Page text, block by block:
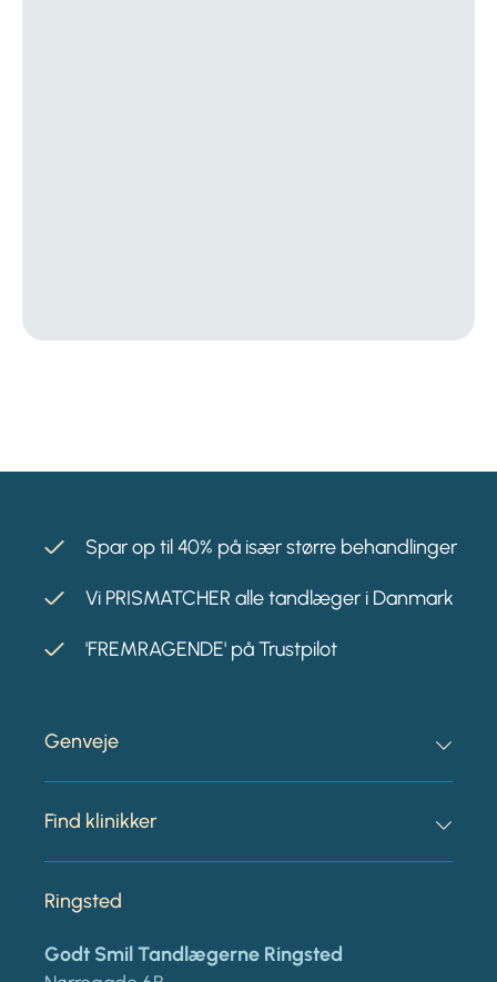
Spar op til 40% på især større behandlinger
Vi PRISMATCHER alle tandlæger i Danmark
'FREMRAGENDE' på Trustpilot
Genveje
Find klinikker
Ringsted
Godt Smil Tandlægerne Ringsted